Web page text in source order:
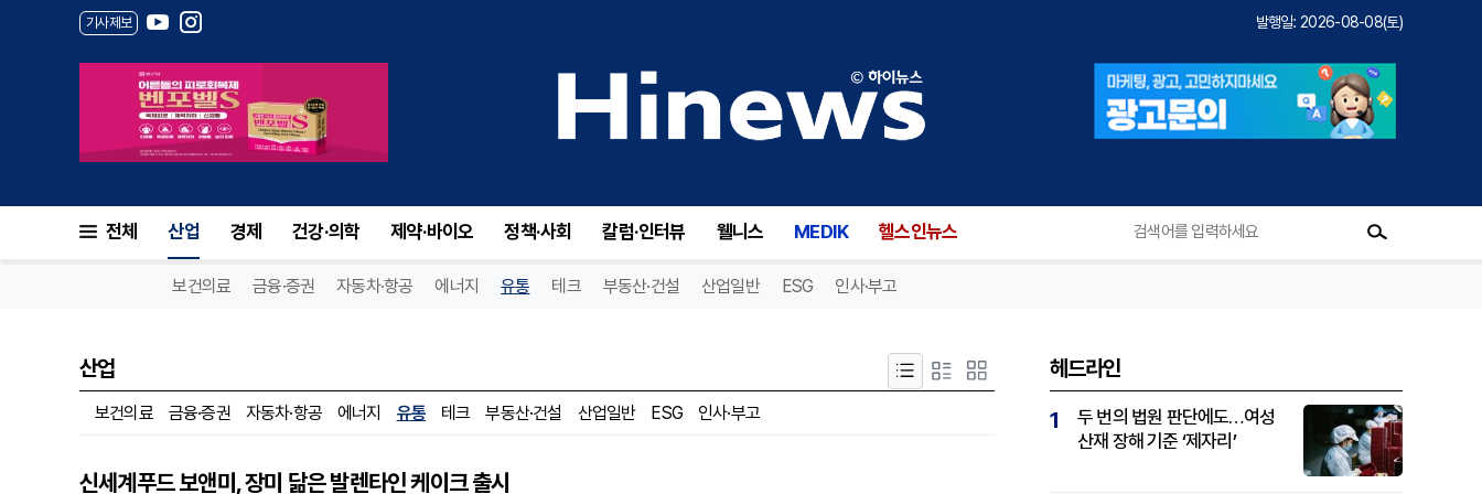
기사제보 발행일: 2026-08-08(토)
전체 산업 경제 건강·의학 제약·바이오 정책·사회 칼럼·인터뷰 웰니스 MEDIK 헬스인뉴스
보건의료 금융·증권 자동차·항공 에너지 유통 테크 부동산·건설 산업일반 ESG 인사·부고
산업
보건의료 금융·증권 자동차·항공 에너지 유통 테크 부동산·건설 산업일반 ESG 인사·부고
신세계푸드 보앤미, 장미 닮은 발렌타인 케이크 출시
헤드라인
1
두 번의 법원 판단에도…여성
산재 장해 기준 ‘제자리’